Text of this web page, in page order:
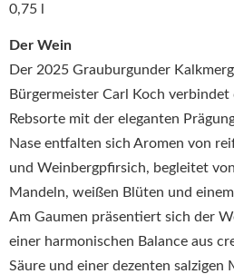
Der Wein
Der 2025 Grauburgunder
Bürgermeister Carl Koch
Rebsorte mit der eleganten
Nase entfalten sich Aromen von
und Weinbergpfirsich, begleitet
Mandeln, weißen Blüten und
Am Gaumen präsentiert sich der
einer harmonischen Balance aus
Säure und einer dezenten salzigen
0,75 l